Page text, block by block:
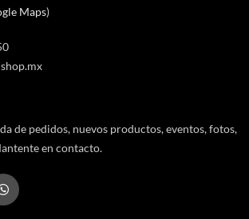
Maps)
de pedidos, nuevos productos, eventos, fotos,
en contacto.